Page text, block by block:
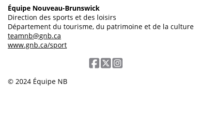
Équipe Nouveau-Brunswick
Direction des sports et des loisirs
Département du tourisme, du patrimoine et de la culture
teamnb@gnb.ca
www.gnb.ca/sport
© 2024 Équipe NB